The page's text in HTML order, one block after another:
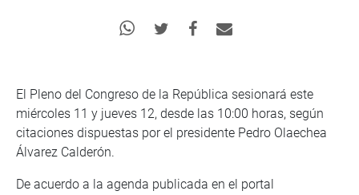
El Pleno del Congreso de la República sesionará este
miércoles 11 y jueves 12, desde las 10:00 horas, según
citaciones dispuestas por el presidente Pedro Olaechea
Álvarez Calderón.
De acuerdo a la agenda publicada en el portal